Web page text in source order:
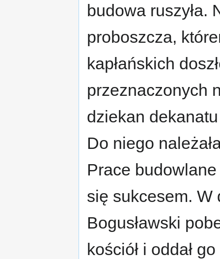
budowa ruszyła.
proboszcza,
kapłańskich
przeznaczonych
dziekan
Do niego
Prace budowlane
się sukcesem. W
Bogusławski
kościół i oddał